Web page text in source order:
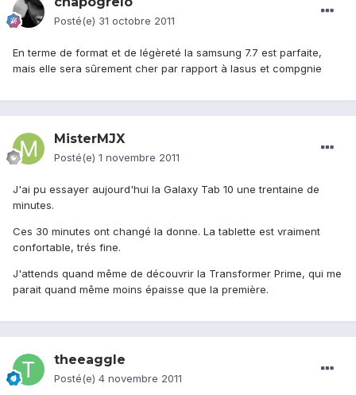
Posté(e) 31 octobre 2011
En terme de format et de légèreté la samsung 7.7 est parfaite,
mais elle sera sûrement cher par rapport à lasus et compgnie
MisterMJX
Posté(e) 1 novembre 2011
J'ai pu essayer aujourd'hui la Galaxy Tab 10 une trentaine de
minutes.
Ces 30 minutes ont changé la donne. La tablette est vraiment
confortable, trés fine.
J'attends quand même de découvrir la Transformer Prime, qui me
parait quand même moins épaisse que la première.
theeaggle
Posté(e) 4 novembre 2011